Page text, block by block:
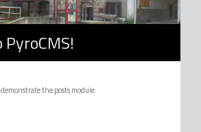
the posts module.